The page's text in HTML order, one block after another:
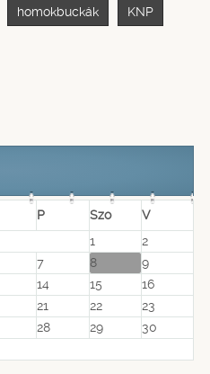
homokbuckák KNP
P Szo
V
1
2
7 8
9
14 15
16
21 22
23
28 29
30